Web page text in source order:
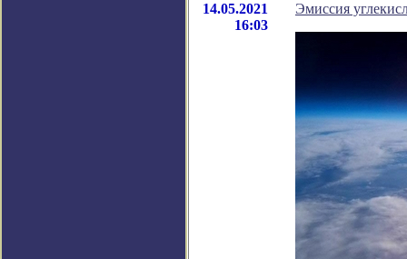
14.05.2021
16:03
Эмиссия